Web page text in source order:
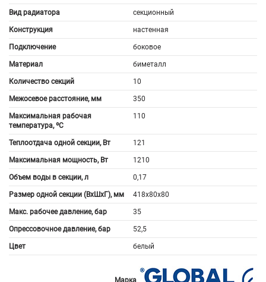
Вид радиатора секционный
Конструкция настенная
Подключение боковое
Материал биметалл
Количество секций 10
Межосевое расстояние, мм 350
Максимальная рабочая
температура, ºС
110
Теплоотдача одной секции, Вт 121
Максимальная мощность, Вт 1210
Объем воды в секции, л 0,17
Размер одной секции (ВхШхГ), мм 418x80x80
Макс. рабочее давление, бар 35
Опрессовочное давление, бар 52,5
Цвет белый
Марка